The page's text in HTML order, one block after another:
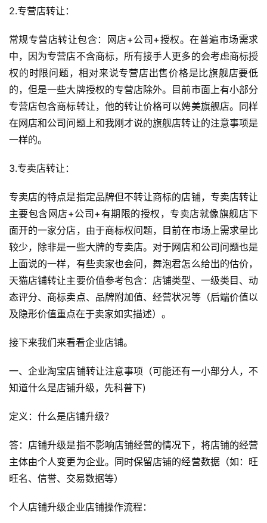
2.专营店转让：
常规专营店转让包含：网店+公司+授权。在普遍市场需求
中，因为专营店不含商标，所有接手人更多的会考虑商标授
权的时限问题，相对来说专营店出售价格是比旗舰店要低
的，但是一些大牌授权的专营店除外。目前市面上有小部分
专营店包含商标转让，他的转让价格可以娉美旗舰店。同样
在网店和公司问题上和我刚才说的旗舰店转让的注意事项是
一样的。
3.专卖店转让：
专卖店的特点是指定品牌但不转让商标的店铺，专卖店转让
主要包含网店+公司+有期限的授权，专卖店就像旗舰店下
面开的一家分店，由于商标权问题，目前在市场上需求量比
较少，除非是一些大牌的专卖店。对于网店和公司问题也是
上面说的一样，有些卖家也会问，舞泡君怎么给出的估价，
天猫店铺转让主要价值参考包含：店铺类型、一级类目、动
态评分、商标卖点、品牌附加值、经营状况等（后端价值以
及隐形价值重点在于卖家如实描述）。
接下来我们来看看企业店铺。
一、企业淘宝店铺转让注意事项（可能还有一小部分人，不
知道什么是店铺升级，先科普下)
定义：什么是店铺升级？
答：店铺升级是指不影响店铺经营的情况下，将店铺的经营
主体由个人变更为企业。同时保留店铺的经营数据（如：旺
旺名、信誉、交易数据等）
个人店铺升级企业店铺操作流程：